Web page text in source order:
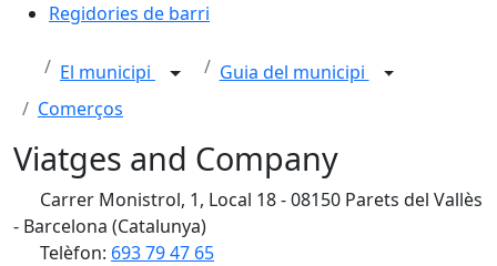
Regidories de barri
El municipi
Guia del municipi
Comerços
Viatges and Company
Carrer Monistrol, 1, Local 18 - 08150 Parets del Vallès
- Barcelona (Catalunya)
Telèfon: 693 79 47 65